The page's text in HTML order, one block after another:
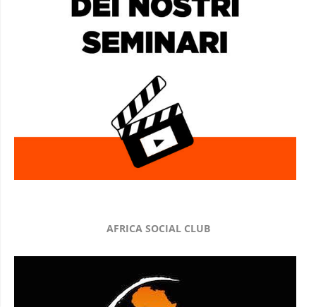
AFRICA SOCIAL CLUB